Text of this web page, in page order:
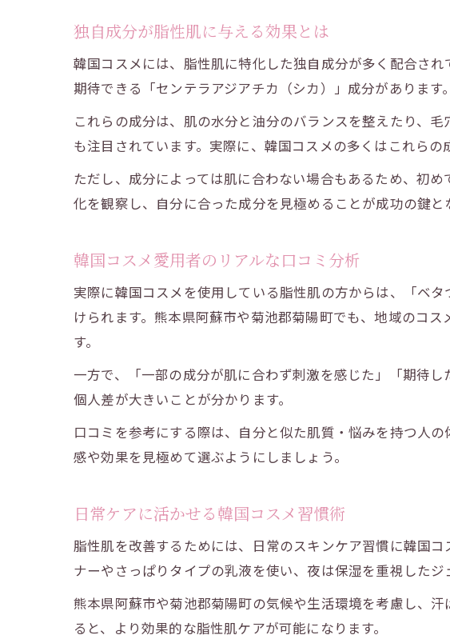
脂
毛
韓
毛
美肌を
美
肌
失
独自成分が脂性肌に与える効果とは
韓国コスメには、脂性肌に特化した独自成分が多く配合さ
期待できる「センテラアジアチカ（シカ）」成分があります。
これらの成分は、肌の水分と油分のバランスを整えたり、
も注目されています。実際に、韓国コスメの多くはこれら
ただし、成分によっては肌に合わない場合もあるため、初
化を観察し、自分に合った成分を見極めることが成功の鍵と
韓国コスメ愛用者のリアルな口コミ分析
実際に韓国コスメを使用している脂性肌の方からは、「ベ
けられます。熊本県阿蘇市や菊池郡菊陽町でも、地域のコ
す。
一方で、「一部の成分が肌に合わず刺激を感じた」「期待
個人差が大きいことが分かります。
口コミを参考にする際は、自分と似た肌質・悩みを持つ人
感や効果を見極めて選ぶようにしましょう。
日常ケアに活かせる韓国コスメ習慣術
脂性肌を改善するためには、日常のスキンケア習慣に韓国
ナーやさっぱりタイプの乳液を使い、夜は保湿を重視したジ
熊本県阿蘇市や菊池郡菊陽町の気候や生活環境を考慮し、
ると、より効果的な脂性肌ケアが可能になります。